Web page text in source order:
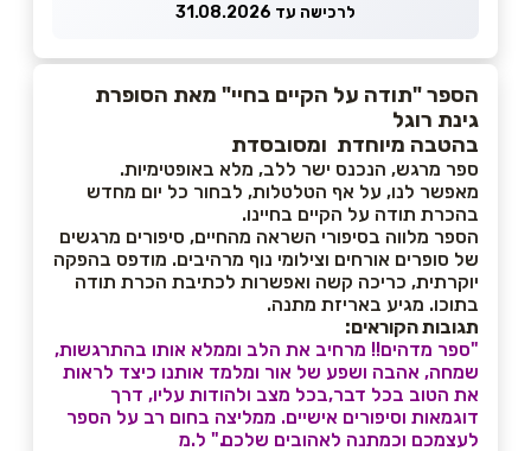
לרכישה עד 31.08.2026
הספר "תודה על הקיים בחיי" מאת הסופרת
גינת רוגל
בהטבה מיוחדת ומסובסדת
ספר מרגש, הנכנס ישר ללב, מלא באופטימיות.
מאפשר לנו, על אף הטלטלות, לבחור כל יום מחדש
בהכרת תודה על הקיים בחיינו.
הספר מלווה בסיפורי השראה מהחיים, סיפורים מרגשים
של סופרים אורחים וצילומי נוף מרהיבים. מודפס בהפקה
יוקרתית, כריכה קשה ואפשרות לכתיבת הכרת תודה
בתוכו. מגיע באריזת מתנה.
תגובות הקוראים:
"ספר מדהים!! מרחיב את הלב וממלא אותו בהתרגשות,
שמחה, אהבה ושפע של אור ומלמד אותנו כיצד לראות
את הטוב בכל דבר,בכל מצב ולהודות עליו, דרך
דוגמאות וסיפורים אישיים. ממליצה בחום רב על הספר
לעצמכם וכמתנה לאהובים שלכם." ל.מ